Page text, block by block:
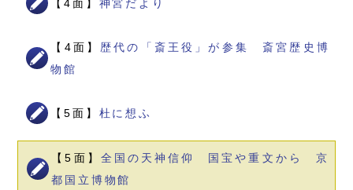
【4面】 神宮だより
【4面】 歴代の「斎王役」が参集 斎宮歴史博
物館
【5面】 杜に想ふ
【5面】 全国の天神信仰 国宝や重文から 京
都国立博物館